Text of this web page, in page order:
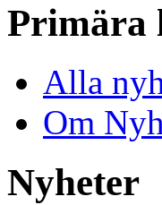
Primära
Alla
Om
Nyheter